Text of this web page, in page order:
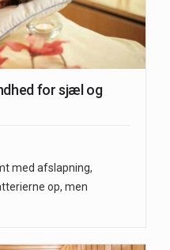
for sjæl og
med afslapning,
op, men